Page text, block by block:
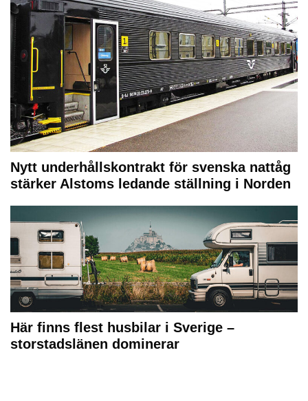
Nytt underhållskontrakt för svenska nattåg
stärker Alstoms ledande ställning i Norden
Här finns flest husbilar i Sverige –
storstadslänen dominerar